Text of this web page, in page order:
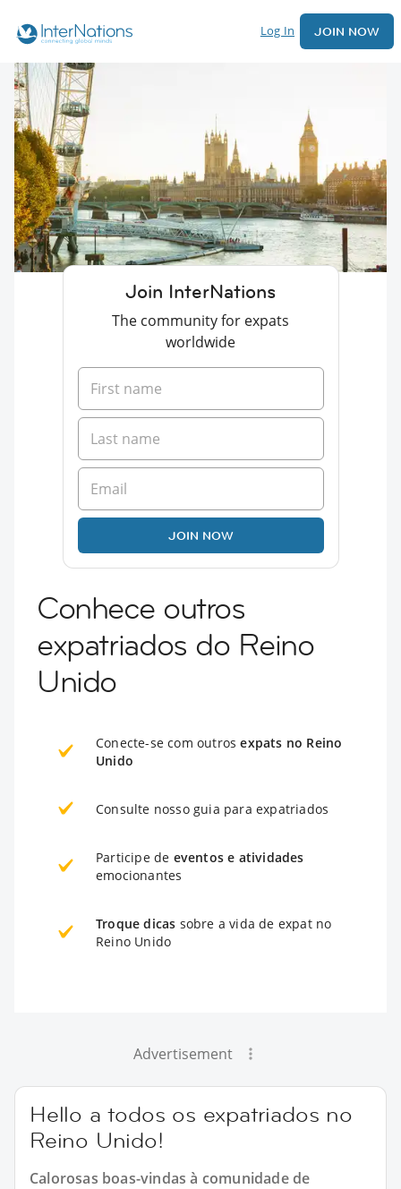
Log In JOIN NOW
Join InterNations
The community for expats
worldwide
JOIN NOW
Conhece outros
expatriados do Reino
Unido
Conecte-se com outrosexpats no Reino
Unido
Consulte nosso guia para expatriados
Participe de eventos e atividades
emocionantes
Troque dicas sobre a vida de expat no
Reino Unido
Advertisement
Hello a todos os expatriados no
Reino Unido!
Calorosas boas-vindas à comunidade de